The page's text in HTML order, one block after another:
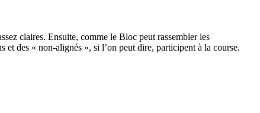
claires. Ensuite, comme le Bloc peut rassembler les
et des « non-alignés », si l’on peut dire, participent à la course.